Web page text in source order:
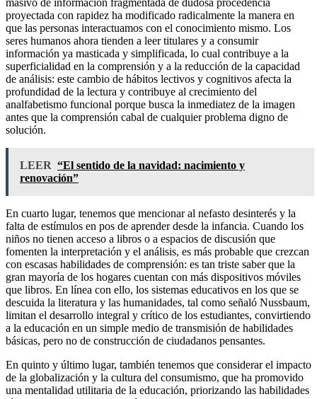
proyectada con rapidez ha modificado radicalmente la manera en
que las personas interactuamos con el conocimiento mismo. Los
seres humanos ahora tienden a leer titulares y a consumir
información ya masticada y simplificada, lo cual contribuye a la
superficialidad en la comprensión y a la reducción de la capacidad
de análisis: este cambio de hábitos lectivos y cognitivos afecta la
profundidad de la lectura y contribuye al crecimiento del
analfabetismo funcional porque busca la inmediatez de la imagen
antes que la comprensión cabal de cualquier problema digno de
solución.
LEER “El sentido de la navidad: nacimiento y
renovación”
En cuarto lugar, tenemos que mencionar al nefasto desinterés y la
falta de estímulos en pos de aprender desde la infancia. Cuando los
niños no tienen acceso a libros o a espacios de discusión que
fomenten la interpretación y el análisis, es más probable que crezcan
con escasas habilidades de comprensión: es tan triste saber que la
gran mayoría de los hogares cuentan con más dispositivos móviles
que libros. En línea con ello, los sistemas educativos en los que se
descuida la literatura y las humanidades, tal como señaló Nussbaum,
limitan el desarrollo integral y crítico de los estudiantes, convirtiendo
a la educación en un simple medio de transmisión de habilidades
básicas, pero no de construcción de ciudadanos pensantes.
En quinto y último lugar, también tenemos que considerar el impacto
de la globalización y la cultura del consumismo, que ha promovido
una mentalidad utilitaria de la educación, priorizando las habilidades